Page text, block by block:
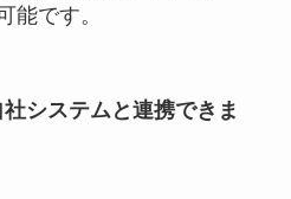
能です。
システムと連携できま